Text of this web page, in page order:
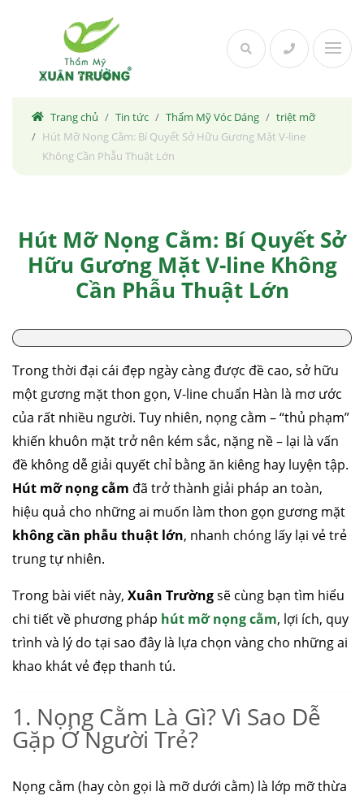
Trang chủ Tin tức Thẩm Mỹ Vóc Dáng
triệt mỡ
Hút Mỡ Nọng Cằm: Bí Quyết Sở Hữu Gương Mặt V-line
Không Cần Phẫu Thuật Lớn
Hút Mỡ Nọng Cằm: Bí Quyết Sở
Hữu Gương Mặt V-line Không
Cần Phẫu Thuật Lớn
Trong thời đại cái đẹp ngày càng được đề cao, sở hữu
một gương mặt thon gọn, V-line chuẩn Hàn là mơ ước
của rất nhiều người. Tuy nhiên, nọng cằm – “thủ phạm”
khiến khuôn mặt trở nên kém sắc, nặng nề – lại là vấn
đề không dễ giải quyết chỉ bằng ăn kiêng hay luyện tập.
Hút mỡ nọng cằm đã trở thành giải pháp an toàn,
hiệu quả cho những ai muốn làm thon gọn gương mặt
không cần phẫu thuật lớn, nhanh chóng lấy lại vẻ trẻ
trung tự nhiên.
Trong bài viết này, Xuân Trườngsẽ cùng bạn tìm hiểu
chi tiết về phương pháp hút mỡ nọng cằm, lợi ích, quy
trình và lý do tại sao đây là lựa chọn vàng cho những ai
khao khát vẻ đẹp thanh tú.
1. Nọng Cằm Là Gì? Vì Sao Dễ
Gặp Ở Người Trẻ?
Nọng cằm (hay còn gọi là mỡ dưới cằm) là lớp mỡ thừa